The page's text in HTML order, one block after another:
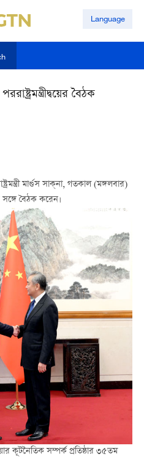
Language
বৈঠক
মার্গুস সাক্‌না, গতকাল (মঙ্গলবার)
সঙ্গে বৈঠক করেন।
কূটনৈতিক সম্পর্ক প্রতিষ্ঠার ৩৫তম